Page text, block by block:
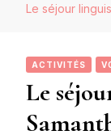
Le séjour
ACTIVITÉS
Le